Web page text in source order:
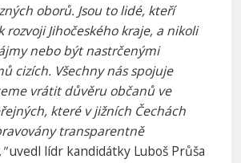
oborů. Jsou to lidé, kteří
Jihočeského kraje, a nikoli
nebo být nastrčenými
cizích. Všechny nás spojuje
vrátit důvěru občanů ve
které v jižních Čechách
transparentně
uvedl lídr kandidátky Luboš Průša